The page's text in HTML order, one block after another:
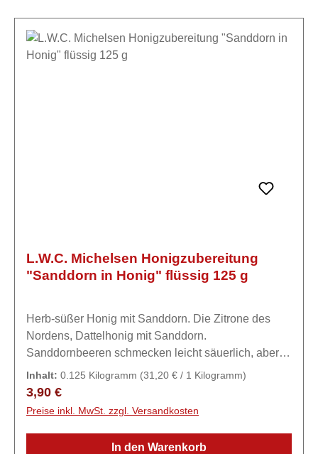
L.W.C. Michelsen Honigzubereitung
"Sanddorn in Honig" flüssig 125 g
Herb-süßer Honig mit Sanddorn. Die Zitrone des
Nordens, Dattelhonig mit Sanddorn.
Sanddornbeeren schmecken leicht säuerlich, aber
überraschend fruchtig und ein klein wenig
herb.Zutaten97% Honig, 3% natürliches
Inhalt: 0.125 Kilogramm (31,20 € / 1 Kilogramm)
Regulärer Preis:
3,90 €
Preise inkl. MwSt. zzgl. Versandkosten
In den Warenkorb